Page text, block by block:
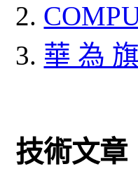
華 為
技術文章